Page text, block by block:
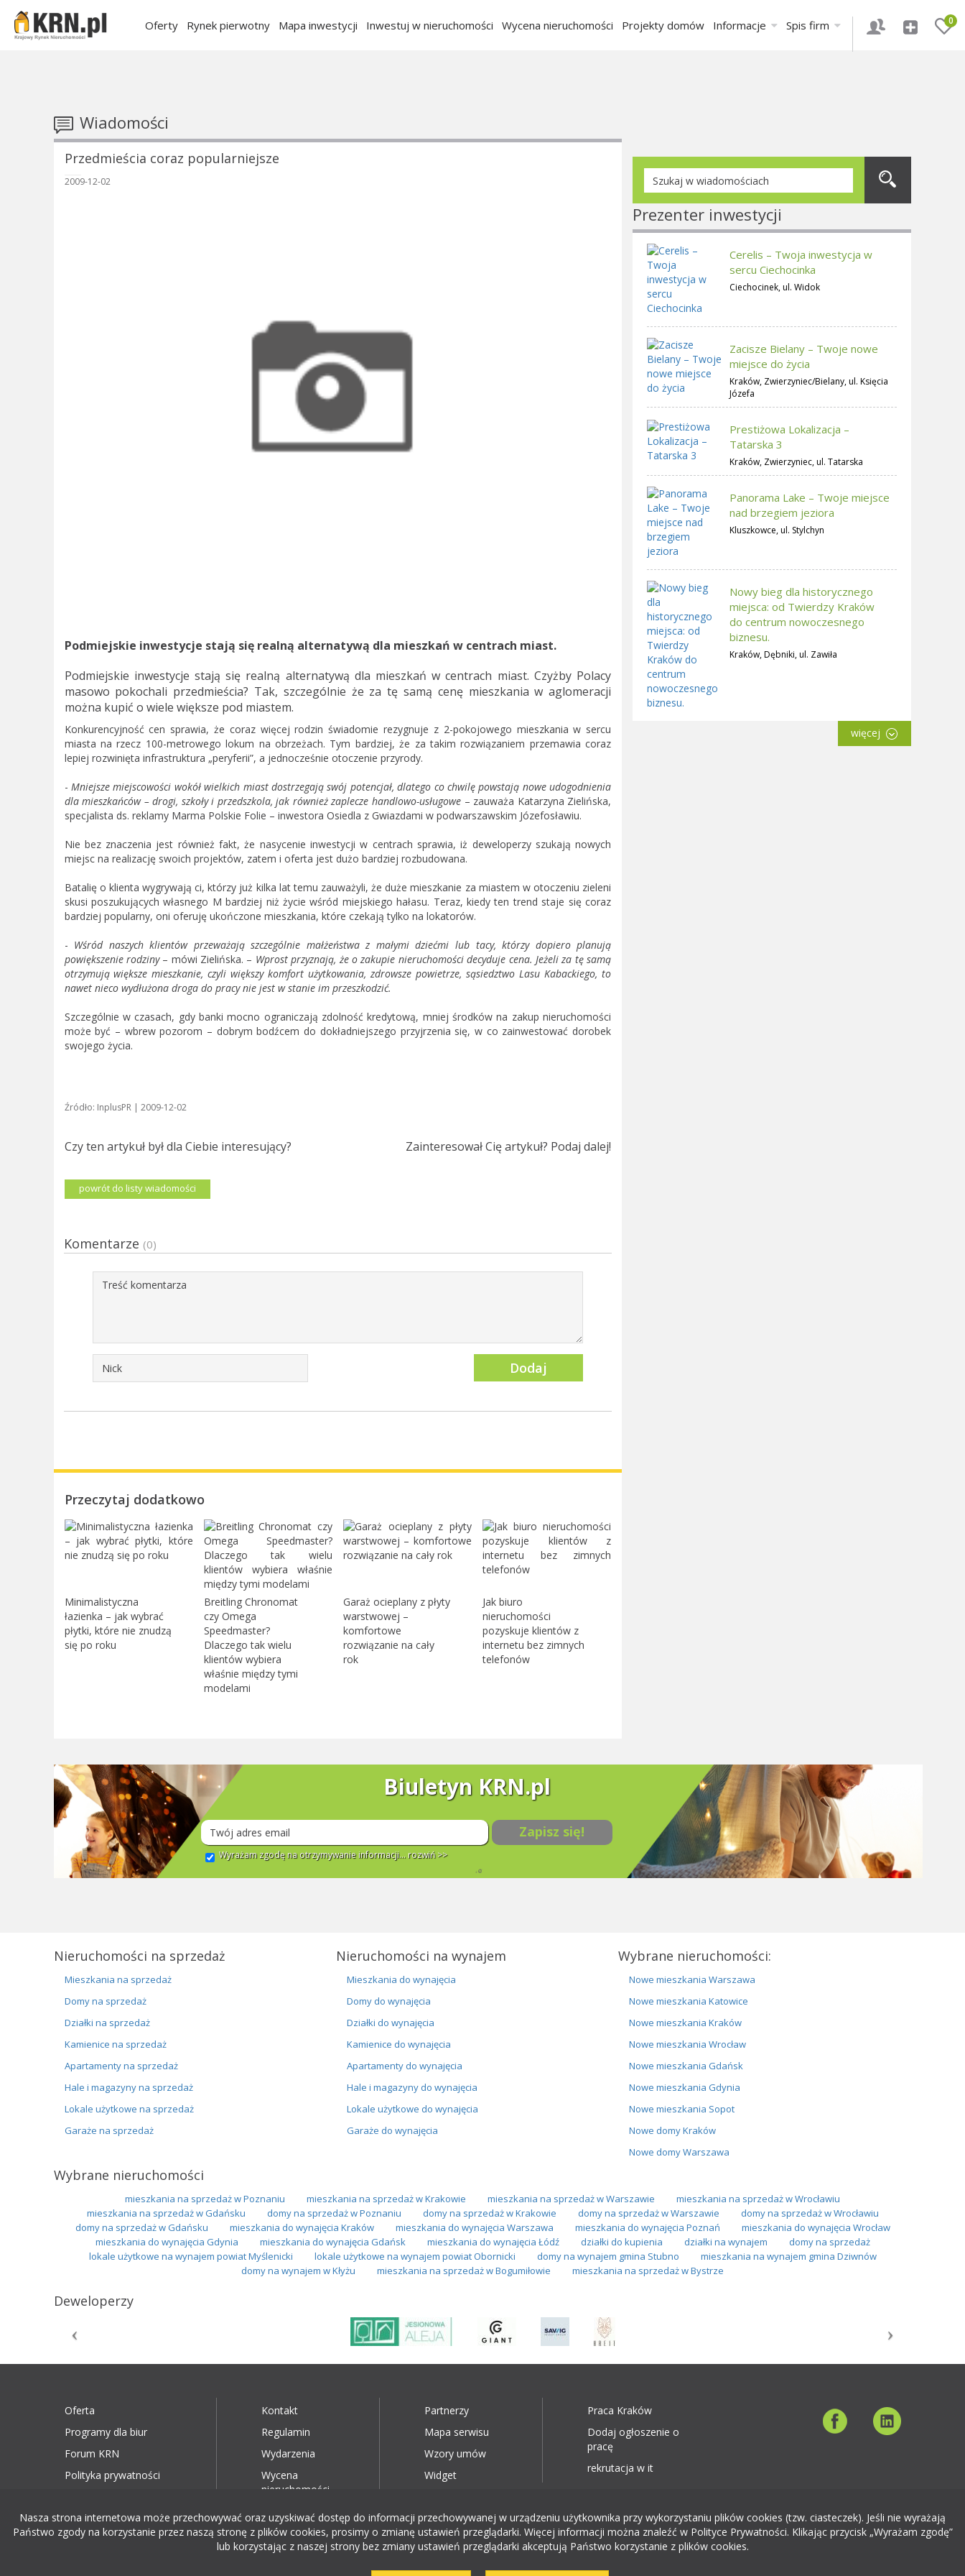
0
Oferty Rynek pierwotny Mapa inwestycji Inwestuj w nieruchomości Wycena nieruchomości Projekty domów Informacje Spis firm
Wiadomości
Przedmieścia coraz popularniejsze
2009-12-02
Podmiejskie inwestycje stają się realną alternatywą dla mieszkań w centrach miast.
Podmiejskie inwestycje stają się realną alternatywą dla mieszkań w centrach miast. Czyżby Polacy
masowo pokochali przedmieścia? Tak, szczególnie że za tę samą cenę mieszkania w aglomeracji
można kupić o wiele większe pod miastem.
Konkurencyjność cen sprawia, że coraz więcej rodzin świadomie rezygnuje z 2-pokojowego mieszkania w sercu
miasta na rzecz 100-metrowego lokum na obrzeżach. Tym bardziej, że za takim rozwiązaniem przemawia coraz
lepiej rozwinięta infrastruktura „peryferii”, a jednocześnie otoczenie przyrody.
- Mniejsze miejscowości wokół wielkich miast dostrzegają swój potencjał, dlatego co chwilę powstają nowe udogodnienia
dla mieszkańców – drogi, szkoły i przedszkola, jak również zaplecze handlowo-usługowe– zauważa Katarzyna Zielińska,
specjalista ds. reklamy Marma Polskie Folie – inwestora Osiedla z Gwiazdami w podwarszawskim Józefosławiu.
Nie bez znaczenia jest również fakt, że nasycenie inwestycji w centrach sprawia, iż deweloperzy szukają nowych
miejsc na realizację swoich projektów, zatem i oferta jest dużo bardziej rozbudowana.
Batalię o klienta wygrywają ci, którzy już kilka lat temu zauważyli, że duże mieszkanie za miastem w otoczeniu zieleni
skusi poszukujących własnego M bardziej niż życie wśród miejskiego hałasu. Teraz, kiedy ten trend staje się coraz
bardziej popularny, oni oferuję ukończone mieszkania, które czekają tylko na lokatorów.
- Wśród naszych klientów przeważają szczególnie małżeństwa z małymi dziećmi lub tacy, którzy dopiero planują
powiększenie rodziny– mówi Zielińska. – Wprost przyznają, że o zakupie nieruchomości decyduje cena. Jeżeli za tę samą
otrzymują większe mieszkanie, czyli większy komfort użytkowania, zdrowsze powietrze, sąsiedztwo Lasu Kabackiego, to
nawet nieco wydłużona droga do pracy nie jest w stanie im przeszkodzić.
Szczególnie w czasach, gdy banki mocno ograniczają zdolność kredytową, mniej środków na zakup nieruchomości
może być – wbrew pozorom – dobrym bodźcem do dokładniejszego przyjrzenia się, w co zainwestować dorobek
swojego życia.
Źródło: InplusPR | 2009-12-02
Czy ten artykuł był dla Ciebie interesujący? Zainteresował Cię artykuł? Podaj dalej!
powrót do listy wiadomości
Komentarze (0)
Dodaj
Przeczytaj dodatkowo
Minimalistyczna
łazienka – jak wybrać
płytki, które nie znudzą
się po roku
Breitling Chronomat
czy Omega
Speedmaster?
Dlaczego tak wielu
klientów wybiera
właśnie między tymi
modelami
Garaż ocieplany z płyty
warstwowej –
komfortowe
rozwiązanie na cały
rok
Jak biuro
nieruchomości
pozyskuje klientów z
internetu bez zimnych
telefonów
Prezenter inwestycji
Cerelis – Twoja inwestycja w
sercu Ciechocinka
Ciechocinek, ul. Widok
Zacisze Bielany – Twoje nowe
miejsce do życia
Kraków, Zwierzyniec/Bielany, ul. Księcia
Józefa
Prestiżowa Lokalizacja –
Tatarska 3
Kraków, Zwierzyniec, ul. Tatarska
Panorama Lake – Twoje miejsce
nad brzegiem jeziora
Kluszkowce, ul. Stylchyn
Nowy bieg dla historycznego
miejsca: od Twierdzy Kraków
do centrum nowoczesnego
biznesu.
Kraków, Dębniki, ul. Zawiła
więcej
Biuletyn KRN.pl
Zapisz się!
Wyrażam zgodę na otrzymywanie informacji... rozwiń >>
Nieruchomości na sprzedaż
Mieszkania na sprzedaż
Domy na sprzedaż
Działki na sprzedaż
Kamienice na sprzedaż
Apartamenty na sprzedaż
Hale i magazyny na sprzedaż
Lokale użytkowe na sprzedaż
Garaże na sprzedaż
Nieruchomości na wynajem
Mieszkania do wynajęcia
Domy do wynajęcia
Działki do wynajęcia
Kamienice do wynajęcia
Apartamenty do wynajęcia
Hale i magazyny do wynajęcia
Lokale użytkowe do wynajęcia
Garaże do wynajęcia
Wybrane nieruchomości:
Nowe mieszkania Warszawa
Nowe mieszkania Katowice
Nowe mieszkania Kraków
Nowe mieszkania Wrocław
Nowe mieszkania Gdańsk
Nowe mieszkania Gdynia
Nowe mieszkania Sopot
Nowe domy Kraków
Nowe domy Warszawa
Wybrane nieruchomości
mieszkania na sprzedaż w Poznaniu mieszkania na sprzedaż w Krakowie mieszkania na sprzedaż w Warszawie
mieszkania na sprzedaż w Wrocławiu
mieszkania na sprzedaż w Gdańsku
domy na sprzedaż w Poznaniu domy na sprzedaż w Krakowie domy na sprzedaż w Warszawie
domy na sprzedaż w Wrocławiu
domy na sprzedaż w Gdańsku
mieszkania do wynajęcia Kraków mieszkania do wynajęcia Warszawa mieszkania do wynajęcia Poznań
mieszkania do wynajęcia Wrocław
mieszkania do wynajęcia Gdynia
mieszkania do wynajęcia Gdańsk mieszkania do wynajęcia Łódź działki do kupienia działki na wynajem
domy na sprzedaż
lokale użytkowe na wynajem powiat Myślenicki
lokale użytkowe na wynajem powiat Obornicki domy na wynajem gmina Stubno
mieszkania na wynajem gmina Dziwnów
domy na wynajem w Kłyżu
mieszkania na sprzedaż w Bogumiłowie mieszkania na sprzedaż w Bystrze
Deweloperzy
Oferta
Programy dla biur
Forum KRN
Polityka prywatności
Kontakt
Regulamin
Wydarzenia
Wycena
nieruchomości
Partnerzy
Mapa serwisu
Wzory umów
Widget
Praca Kraków
Dodaj ogłoszenie o
pracę
rekrutacja w it
Nasza strona internetowa może przechowywać oraz uzyskiwać dostęp do informacji przechowywanej w urządzeniu użytkownika przy wykorzystaniu plików cookies (tzw. ciasteczek). Jeśli nie wyrażają
Państwo zgody na korzystanie przez naszą stronę z plików cookies, prosimy o zmianę ustawień przeglądarki. Więcej informacji można znaleźć w Polityce Prywatności. Klikając przycisk „Wyrażam zgodę”
lub korzystając z naszej strony bez zmiany ustawień przeglądarki akceptują Państwo korzystanie z plików cookies.